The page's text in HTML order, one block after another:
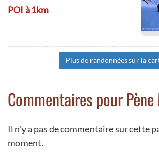
POI à 1km
Plus de randonnées sur la
Commentaires pour Pène
Il n'y a pas de commentaire sur cette
moment.